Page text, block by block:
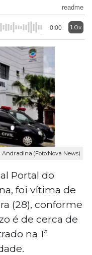
readme
0:00 1.0x
Andradina.(Foto:Nova News)
Portal do
foi vítima de
(28), conforme
é de cerca de
na 1ª